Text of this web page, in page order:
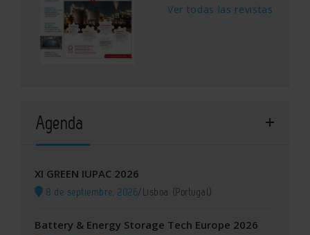
Ver todas las revistas
Agenda
XI GREEN IUPAC 2026
8 de septiembre, 2026/Lisboa (Portugal)
Battery & Energy Storage Tech Europe 2026